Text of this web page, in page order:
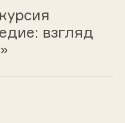
взгляд